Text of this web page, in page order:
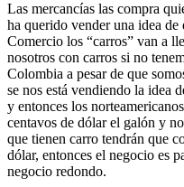
Las mercancías las compra
ha querido vender una idea
Comercio los “carros” van a
nosotros con carros si no
Colombia a pesar de que
se nos está vendiendo la idea
y entonces los
centavos de dólar el galón y
que tienen carro tendrán que
dólar, entonces el negocio es
negocio redondo.